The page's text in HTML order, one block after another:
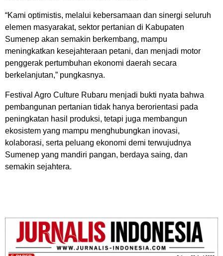
“Kami optimistis, melalui kebersamaan dan sinergi seluruh
elemen masyarakat, sektor pertanian di Kabupaten
Sumenep akan semakin berkembang, mampu
meningkatkan kesejahteraan petani, dan menjadi motor
penggerak pertumbuhan ekonomi daerah secara
berkelanjutan,” pungkasnya.
Festival Agro Culture Rubaru menjadi bukti nyata bahwa
pembangunan pertanian tidak hanya berorientasi pada
peningkatan hasil produksi, tetapi juga membangun
ekosistem yang mampu menghubungkan inovasi,
kolaborasi, serta peluang ekonomi demi terwujudnya
Sumenep yang mandiri pangan, berdaya saing, dan
semakin sejahtera.